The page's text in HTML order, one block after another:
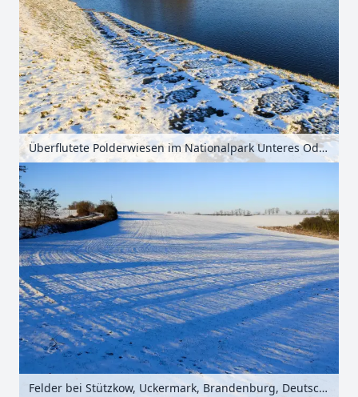
Überflutete Polderwiesen im Nationalpark Unteres Odertal, Uckermark, Brandenburg, Deutschland
Felder bei Stützkow, Uckermark, Brandenburg, Deutschland